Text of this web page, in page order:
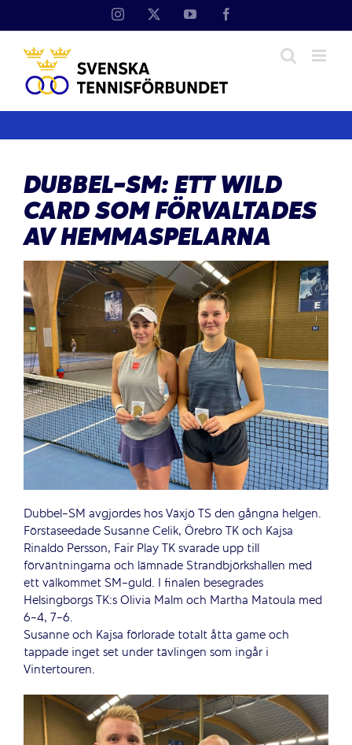
Instagram YouTube
DUBBEL-SM: ETT WILD
CARD SOM FÖRVALTADES
AV HEMMASPELARNA
Dubbel-SM avgjordes hos Växjö TS den gångna helgen.
Förstaseedade Susanne Celik, Örebro TK och Kajsa
Rinaldo Persson, Fair Play TK svarade upp till
förväntningarna och lämnade Strandbjörkshallen med
ett välkommet SM-guld. I finalen besegrades
Helsingborgs TK:s Olivia Malm och Martha Matoula med
6-4, 7-6.
Susanne och Kajsa förlorade totalt åtta game och
tappade inget set under tävlingen som ingår i
Vintertouren.